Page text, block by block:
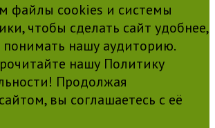
файлы cookies и системы
чтобы сделать сайт удобнее,
понимать нашу аудиторию.
нашу Политику
Продолжая
вы соглашаетесь с её